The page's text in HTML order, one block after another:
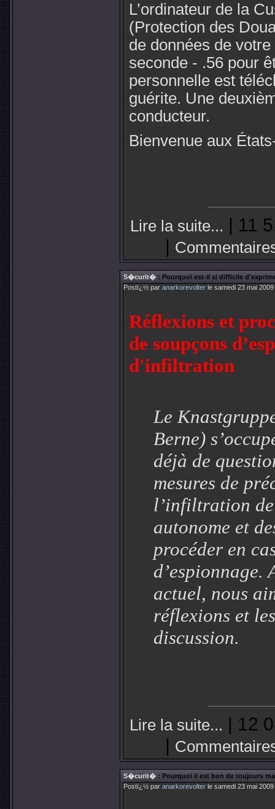
L’ordinateur de la
(Protection des
de données de
seconde - .56 pour
personnelle est
guérite. Une
conducteur.
Bienvenue aux
Lire la suite... | 11
|
S�curit� : Pourquoi est-il si difficile
Postï¿½ par anarkorevolter le samedi 23 mai
Réflexions et
de soupçons
d'infiltration
Le
Berne)
déjà de
mesures de
l’infiltration
autonome et
procéder en
d’espionnage.
actuel, nous
réflexions et
discussion.
Lire la suite... | 12
|
S�curit� : Pourquoi il est bon de toujours
Postï¿½ par anarkorevolter le samedi 23 mai